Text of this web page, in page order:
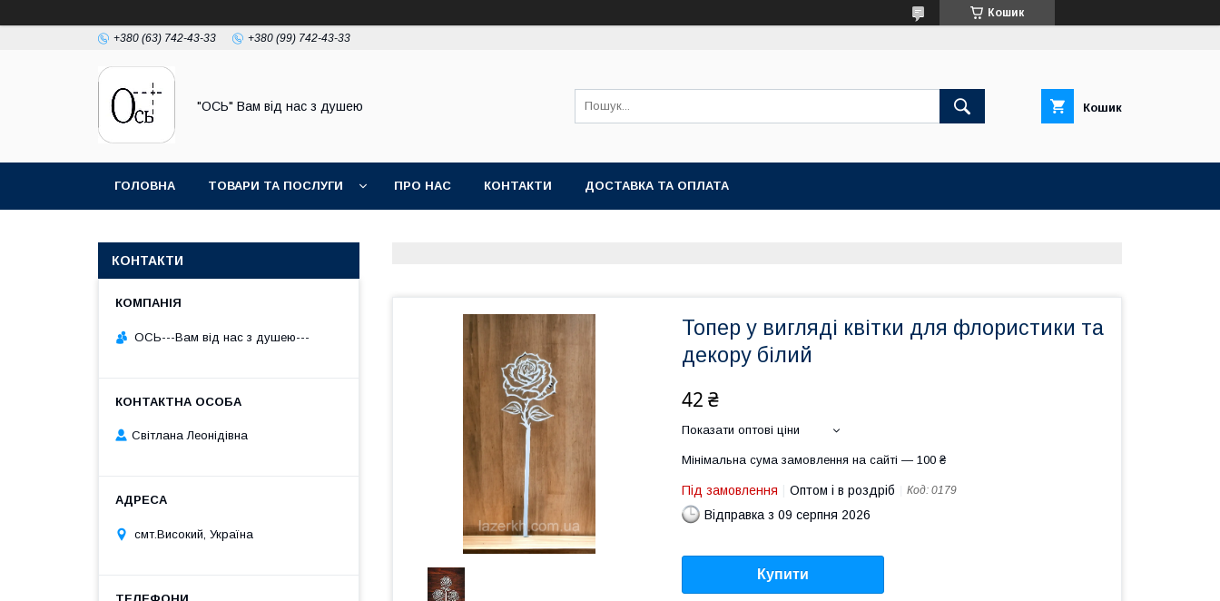
Кошик
+380 (63) 742-43-33 +380 (99) 742-43-33
"ОСЬ" Вам від нас з душею Кошик
ГОЛОВНА ТОВАРИ ТА ПОСЛУГИ ПРО НАС КОНТАКТИ ДОСТАВКА ТА ОПЛАТА
Топер у вигляді квітки для флористики та
декору білий
42 ₴
Показати оптові ціни
Мінімальна сума замовлення на сайті — 100 ₴
Під замовлення Оптом і в роздріб Код: 0179
Відправка з 09 серпня 2026
Купити
КОНТАКТИ
ОСЬ---Вам від нас з душею---
Світлана Леонідівна
смт.Високий, Україна